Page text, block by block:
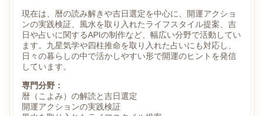
現在は、暦の読み解きや吉日選定を中心に、開運アクショ
ンの実践検証、風水を取り入れたライフスタイル提案、吉
日や占いに関するAPIの制作など、幅広い分野で活動してい
ます。九星気学や四柱推命を取り入れた占いにも対応し、
日々の暮らしの中で活かしやすい形で開運のヒントを発信
しています。
専門分野：
暦（こよみ）の解読と吉日選定
開運アクションの実践検証